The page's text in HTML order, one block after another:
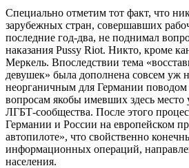
Специально отметим тот факт, что
зарубежных стран, совершавших
последние год-два, не поднимал
наказания Pussy Riot. Никто, кроме
Меркель. Впоследствии тема
девушек» была дополнена совсем уж
неорганичным для Германии
вопросам якобы имевших здесь
ЛГБТ-сообщества. После этого
Германии и России на европейском
автопилоте», что свойственно
информационных операций,
населения.